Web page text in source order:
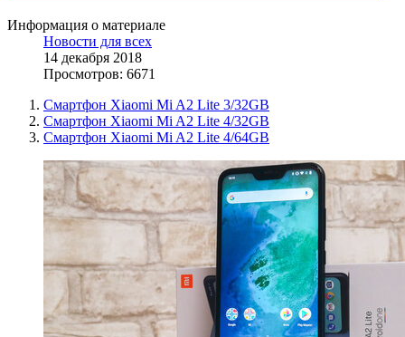
Информация о материале
Новости для всех
14 декабря 2018
Просмотров: 6671
Смартфон Xiaomi Mi A2 Lite 3/32GB
Смартфон Xiaomi Mi A2 Lite 4/32GB
Смартфон Xiaomi Mi A2 Lite 4/64GB